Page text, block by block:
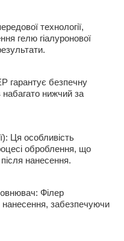
технології,
гелю гіалуронової
гарантує безпечну
нижчий за
Ця особливість
оброблення, що
нанесення.
Філер
нанесення, забезпечуючи